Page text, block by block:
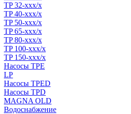
TP 32-xxx/x
TP 40-xxx/x
TP 50-xxx/x
TP 65-xxx/x
TP 80-xxx/x
TP 100-xxx/x
TP 150-xxx/x
Насосы TPE
LP
Насосы TPED
Насосы TPD
MAGNA OLD
Водоснабжение